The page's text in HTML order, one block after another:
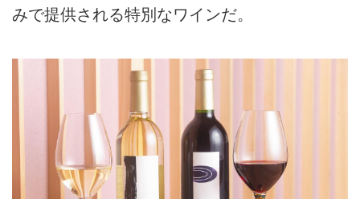
みで提供される特別なワインだ。